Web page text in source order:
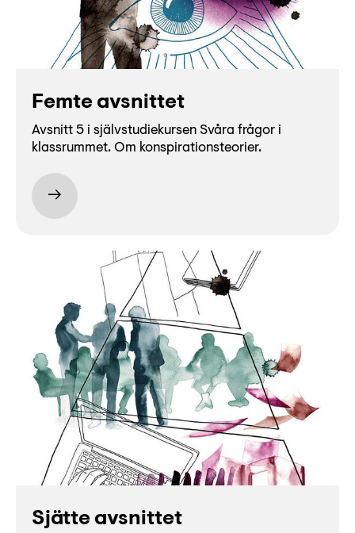
Femte avsnittet
Avsnitt 5 i självstudiekursen Svåra frågor i
klassrummet. Om konspirationsteorier.
Sjätte avsnittet